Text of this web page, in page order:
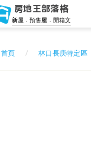
房地王部落格
新屋．預售屋．開箱文
首頁 林口長庚特定區